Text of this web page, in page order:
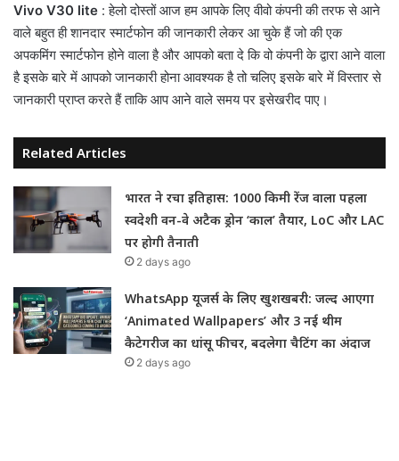
Vivo V30 lite : हेलो दोस्तों आज हम आपके लिए वीवो कंपनी की तरफ से आने
वाले बहुत ही शानदार स्मार्टफोन की जानकारी लेकर आ चुके हैं जो की एक
अपकमिंग स्मार्टफोन होने वाला है और आपको बता दे कि वो कंपनी के द्वारा आने वाला
है इसके बारे में आपको जानकारी होना आवश्यक है तो चलिए इसके बारे में विस्तार से
जानकारी प्राप्त करते हैं ताकि आप आने वाले समय पर इसेखरीद पाए।
Related Articles
भारत ने रचा इतिहास: 1000 किमी रेंज वाला पहला
स्वदेशी वन-वे अटैक ड्रोन ‘काल’ तैयार, LoC और LAC
पर होगी तैनाती
2 days ago
WhatsApp यूजर्स के लिए खुशखबरी: जल्द आएगा
‘Animated Wallpapers’ और 3 नई थीम
कैटेगरीज का धांसू फीचर, बदलेगा चैटिंग का अंदाज
2 days ago